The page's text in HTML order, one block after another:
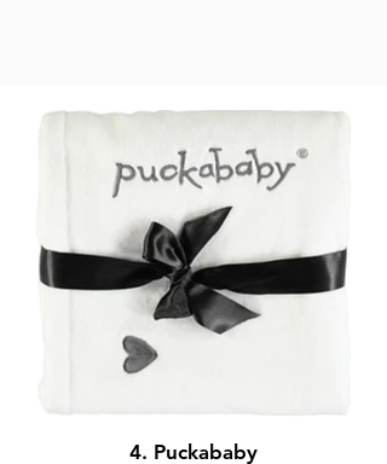
4. Puckababy